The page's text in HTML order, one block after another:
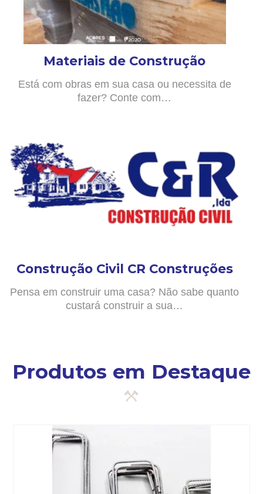
Materiais de Construção
Está com obras em sua casa ou necessita de
fazer? Conte com…
Construção Civil CR Construções
Pensa em construir uma casa? Não sabe quanto
custará construir a sua…
Produtos em Destaque